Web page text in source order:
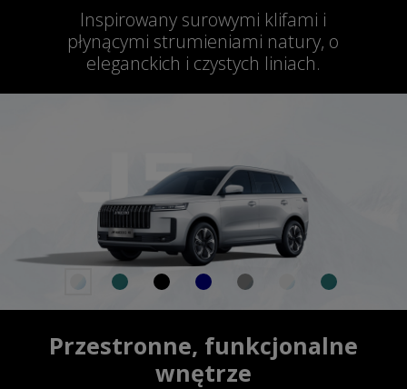
Inspirowany surowymi klifami i
płynącymi strumieniami natury, o
eleganckich i czystych liniach.
Przestronne, funkcjonalne
wnętrze